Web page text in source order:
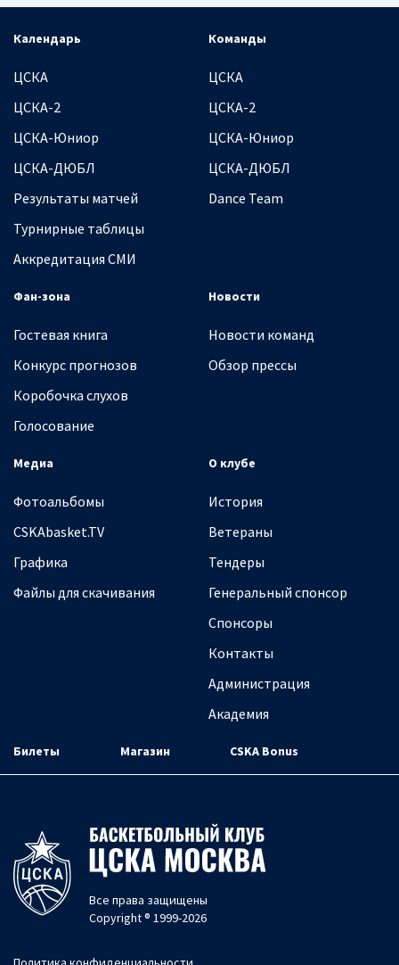
Календарь
ЦСКА
ЦСКА-2
ЦСКА-Юниор
ЦСКА-ДЮБЛ
Результаты матчей
Турнирные таблицы
Аккредитация СМИ
Команды
ЦСКА
ЦСКА-2
ЦСКА-Юниор
ЦСКА-ДЮБЛ
Dance Team
Фан-зона
Гостевая книга
Конкурс прогнозов
Коробочка слухов
Голосование
Новости
Новости команд
Обзор прессы
Медиа
Фотоальбомы
CSKAbasket.TV
Графика
Файлы для скачивания
О клубе
История
Ветераны
Тендеры
Генеральный спонсор
Спонсоры
Контакты
Администрация
Академия
Билеты Магазин CSKA Bonus
Все права защищены
Copyright ® 1999-2026